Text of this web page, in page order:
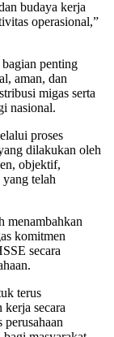
budaya kerja
operasional,”
penting
aman, dan
migas serta
nasional.
proses
dilakukan oleh
objektif,
telah
menambahkan
komitmen
secara
terus
kerja secara